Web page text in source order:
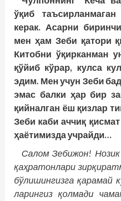
ўқиб
керак. Асарни
мен ҳам Зеби қатори
Китобни ўқирканман
қўйиб кўрар, кулса
эдим. Мен учун Зеби
эмас балки ҳар бир
қийналган ёш қизлар
Зеби каби аччиқ
ҳаётимизда учрайди…
Салом Зебижон!
қаҳратонлари
бўлишингизга қарамай
ларингиз қолмади